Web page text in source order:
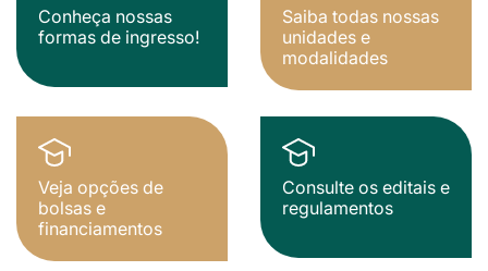
Conheça nossas
formas de ingresso!
Saiba todas nossas
unidades e
modalidades
Veja opções de
bolsas e
financiamentos
Consulte os editais e
regulamentos